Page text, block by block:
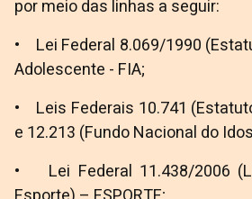
por meio das linhas a seguir:
• Lei Federal 8.069/1990
Adolescente - FIA;
• Leis Federais 10.741
e 12.213 (Fundo Nacional do
• Lei Federal 11.438/2006